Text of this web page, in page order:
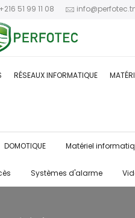
51 99 11 08
RÉSEAUX INFORMATIQUE
DOMOTIQUE Matériel
Systèmes d'alarme